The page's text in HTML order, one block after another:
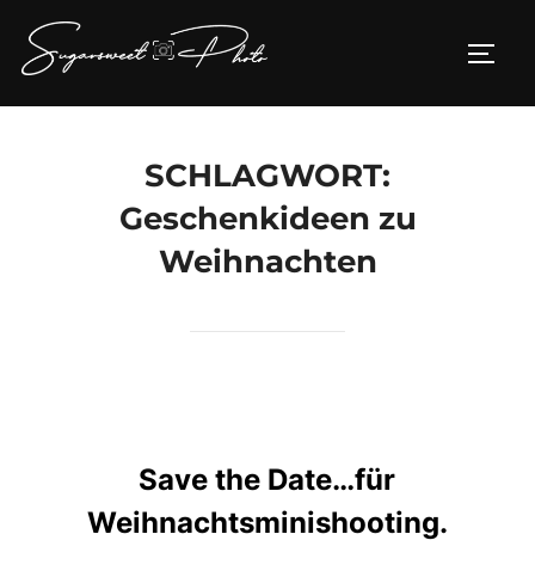
Inhalt
springen
SCHLAGWORT:
Geschenkideen zu
Weihnachten
Save the Date…für
Weihnachtsminishooting.